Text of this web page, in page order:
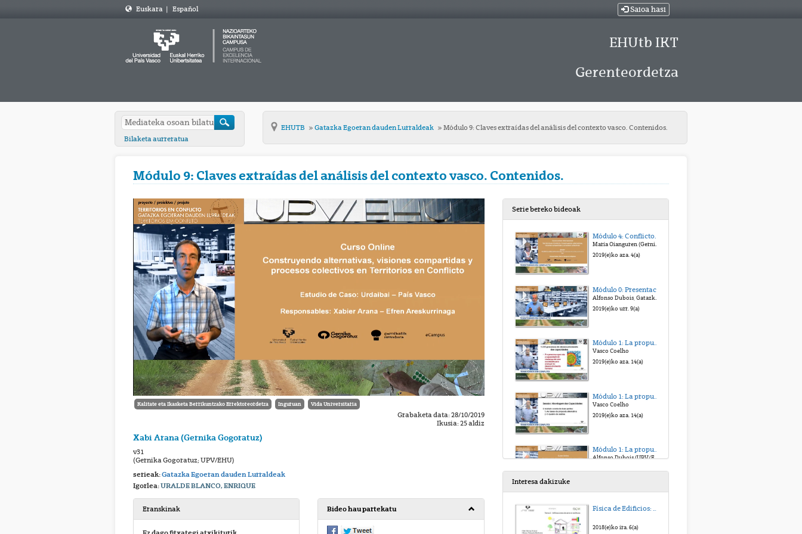
Euskara | Español Saioa hasi
EHUtb IKT
Gerenteordetza
Bilaketa aurreratua
EHUTB Gatazka Egoeran dauden Lurraldeak Módulo 9: Claves extraídas del análisis del contexto vasco. Contenidos.
Módulo 9: Claves extraídas del análisis del contexto vasco. Contenidos.
Kalitate eta Ikasketa Berrikuntzako Errektoreordetza Inguruan Vida Universitaria
Grabaketa data: 28/10/2019
Ikusia: 25 aldiz
Xabi Arana (Gernika Gogoratuz)
v31
(Gernika Gogoratuz; UPV/EHU)
serieak:Gatazka Egoeran dauden Lurraldeak
Igorlea:URALDE BLANCO, ENRIQUE
Eranskinak Bideo hau partekatu
Serie bereko bideoak
Módulo 4: Conflictos y alternativas de vida. Apuntes para la construcción de la paz. Presentación.
María Oianguren (Gernika Gogoratuz)
2019(e)ko aza. 4(a)
Módulo 0: Presentación del Curso Online Territorios en Conflicto.
2019(e)ko urr. 9(a)
Módulo 1: La propuesta alternativa desde el enfoque de las capacidades: conceptos y marco de análisis
Vasco Coelho
2019(e)ko aza. 14(a)
Módulo 1: La propuesta alternativa desde el enfoque de las capacidades: conceptos y marco de análisis
Vasco Coelho
2019(e)ko aza. 14(a)
Módulo 1: La propuesta alternativa desde el enfoque de las capacidades: conceptos y marco de análisis
Alfonso Dubois (UPV/EHU). Presentación del módulo.
Alfonso Dubois (UPV/EHU). Enfoque de las Capacidades.
Interesa dakizuke
Física de Edificios: Transmision de Calor y Masa. Tema 5
2018(e)ko ira. 6(a)